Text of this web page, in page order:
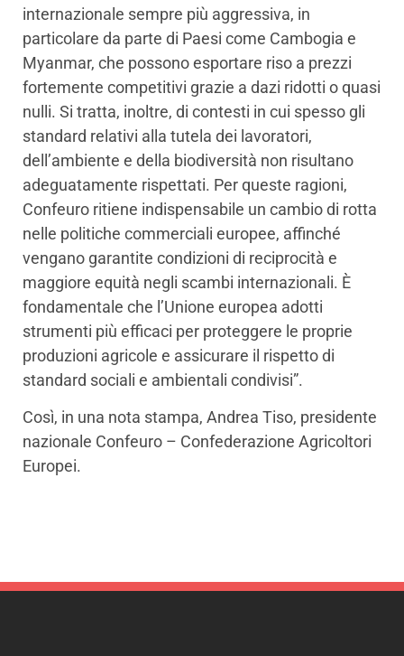
internazionale sempre più aggressiva, in
particolare da parte di Paesi come Cambogia e
Myanmar, che possono esportare riso a prezzi
fortemente competitivi grazie a dazi ridotti o quasi
nulli. Si tratta, inoltre, di contesti in cui spesso gli
standard relativi alla tutela dei lavoratori,
dell’ambiente e della biodiversità non risultano
adeguatamente rispettati. Per queste ragioni,
Confeuro ritiene indispensabile un cambio di rotta
nelle politiche commerciali europee, affinché
vengano garantite condizioni di reciprocità e
maggiore equità negli scambi internazionali. È
fondamentale che l’Unione europea adotti
strumenti più efficaci per proteggere le proprie
produzioni agricole e assicurare il rispetto di
standard sociali e ambientali condivisi”.
Così, in una nota stampa, Andrea Tiso, presidente
nazionale Confeuro – Confederazione Agricoltori
Europei.